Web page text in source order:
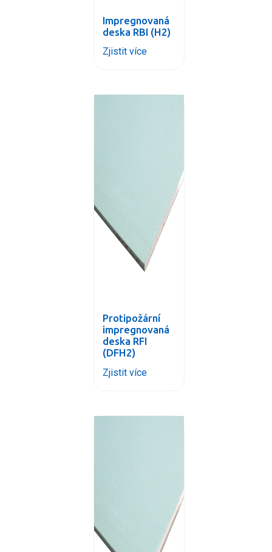
Impregnovaná
deska RBI (H2)
Zjistit více
Protipožární
impregnovaná
deska RFI
(DFH2)
Zjistit více